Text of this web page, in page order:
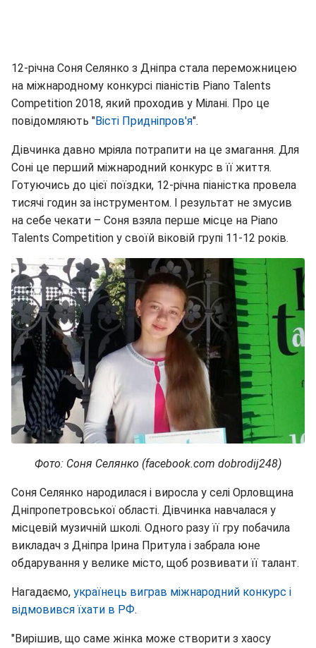
12-річна Соня Селянко з Дніпра стала переможницею
на міжнародному конкурсі піаністів Piano Talents
Competition 2018, який проходив у Мілані. Про це
повідомляють "Вісті Придніпров'я".
Дівчинка давно мріяла потрапити на це змагання. Для
Соні це перший міжнародний конкурс в її життя.
Готуючись до цієї поїздки, 12-річна піаністка провела
тисячі годин за інструментом. І результат не змусив
на себе чекати – Соня взяла перше місце на Piano
Talents Competition у своїй віковій групі 11-12 років.
Фото: Соня Селянко (facebook.com dobrodij248)
Соня Селянко народилася і виросла у селі Орловщина
Дніпропетровської області. Дівчинка навчалася у
місцевій музичній школі. Одного разу її гру побачила
викладач з Дніпра Ірина Притула і забрала юне
обдарування у велике місто, щоб розвивати її талант.
Нагадаємо, українець виграв міжнародний конкурс і
відмовився їхати в РФ.
"Вирішив, що саме жінка може створити з хаосу